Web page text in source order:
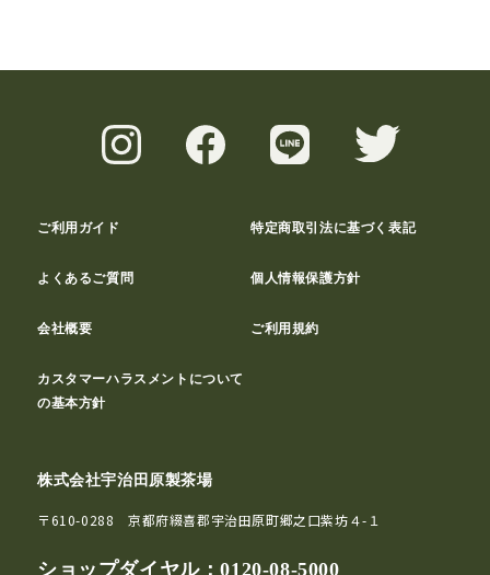
ご利用ガイド 特定商取引法に基づく表記
よくあるご質問 個人情報保護方針
会社概要 ご利用規約
カスタマーハラスメントについて
の基本方針
株式会社宇治田原製茶場
〒610-0288 京都府綴喜郡宇治田原町郷之口紫坊４-１
ショップダイヤル：0120-08-5000